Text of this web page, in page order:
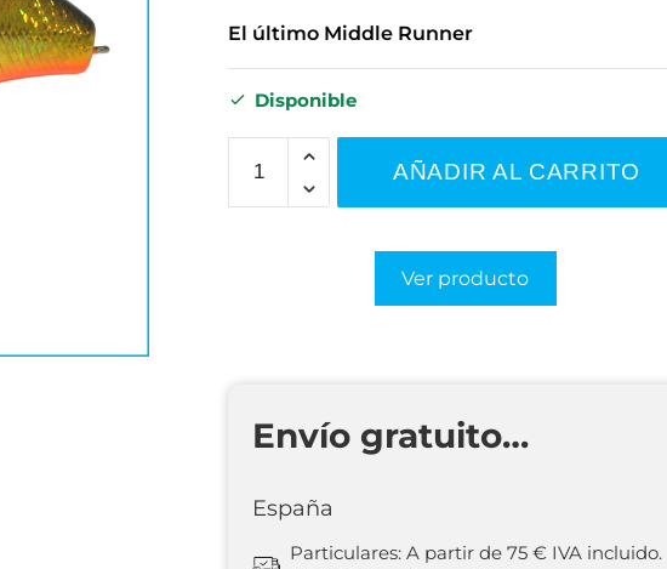
El último Middle Runner
Disponible
AÑADIR AL CARRITO
Ver producto
Envío gratuito…
España
Particulares: A partir de 75 € IVA incluido.